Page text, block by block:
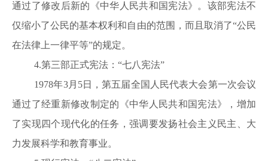
通过了修改后新的《中华人民共和国宪法》。该部宪法不
仅缩小了公民的基本权利和自由的范围，而且取消了“公民
在法律上一律平等”的规定。
4.第三部正式宪法：“七八宪法”
1978年3月5日，第五届全国人民代表大会第一次会议
通过了经重新修改制定的《中华人民共和国宪法》，增加
了实现四个现代化的任务，强调要发扬社会主义民主、大
力发展科学和教育事业。